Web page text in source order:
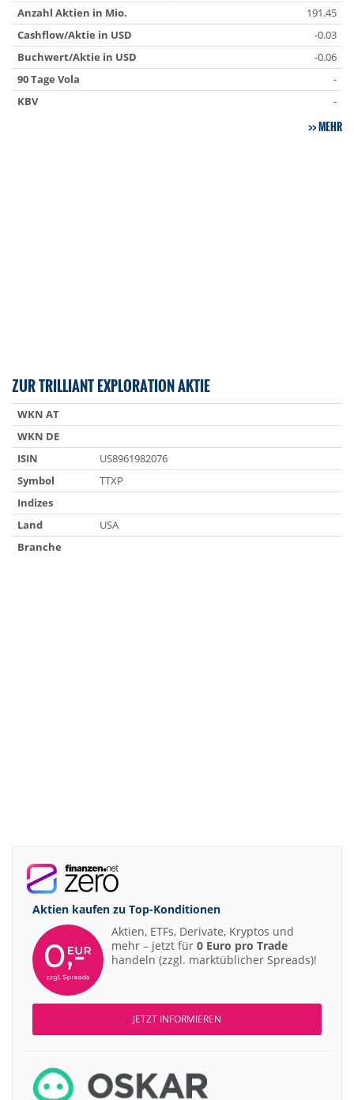
Anzahl Aktien in Mio.
191.45
Cashflow/Aktie in USD
-0.03
Buchwert/Aktie in USD
-0.06
90 Tage Vola
-
KBV
-
MEHR
ZUR TRILLIANT EXPLORATION AKTIE
WKN AT
WKN DE
ISIN
US8961982076
Symbol
TTXP
Indizes
Land
USA
Branche
Aktien kaufen zu Top-Konditionen
Aktien, ETFs, Derivate, Kryptos und
mehr – jetzt für 0 Euro pro Trade
handeln (zzgl. marktüblicher Spreads)!
JETZT INFORMIEREN